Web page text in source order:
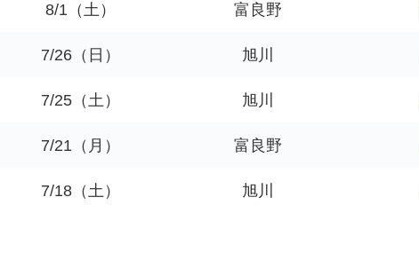
8/1（土） 富良野
7/26（日） 旭川
7/25（土） 旭川
7/21（月） 富良野
7/18（土） 旭川